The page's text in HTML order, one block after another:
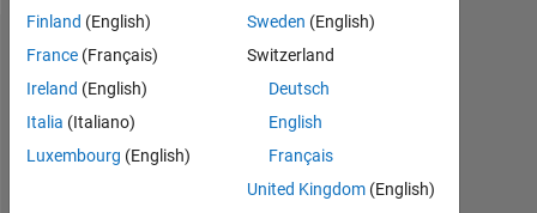
Abzeichen
Das's
Abzeichen
Finland (English)
France (Français)
Ireland (English)
Italia (Italiano)
Luxembourg (English)
Sweden (English)
Switzerland
Deutsch
English
Français
United Kingdom (English)